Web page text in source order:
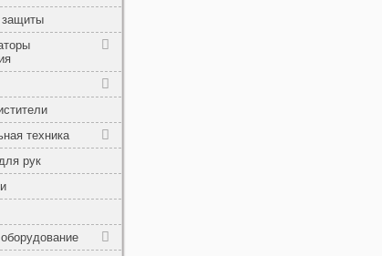
защиты
техника
рук